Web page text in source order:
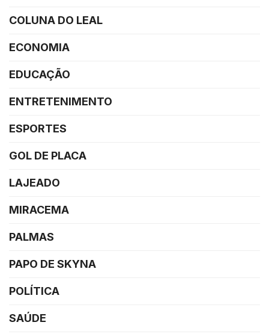
COLUNA DO LEAL
ECONOMIA
EDUCAÇÃO
ENTRETENIMENTO
ESPORTES
GOL DE PLACA
LAJEADO
MIRACEMA
PALMAS
PAPO DE SKYNA
POLÍTICA
SAÚDE